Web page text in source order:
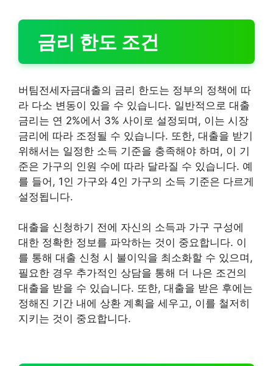
금리 한도 조건
버팀전세자금대출의 금리 한도는 정부의 정책에 따
라 다소 변동이 있을 수 있습니다. 일반적으로 대출
금리는 연 2%에서 3% 사이로 설정되며, 이는 시장
금리에 따라 조정될 수 있습니다. 또한, 대출을 받기
위해서는 일정한 소득 기준을 충족해야 하며, 이 기
준은 가구의 인원 수에 따라 달라질 수 있습니다. 예
를 들어, 1인 가구와 4인 가구의 소득 기준은 다르게
설정됩니다.
대출을 신청하기 전에 자신의 소득과 가구 구성에
대한 정확한 정보를 파악하는 것이 중요합니다. 이
를 통해 대출 신청 시 불이익을 최소화할 수 있으며,
필요한 경우 추가적인 상담을 통해 더 나은 조건의
대출을 받을 수 있습니다. 또한, 대출을 받은 후에는
정해진 기간 내에 상환 계획을 세우고, 이를 철저히
지키는 것이 중요합니다.